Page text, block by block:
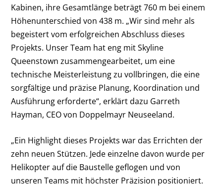
Kabinen, ihre Gesamtlänge beträgt 760 m bei einem
Höhenunterschied von 438 m. „Wir sind mehr als
begeistert vom erfolgreichen Abschluss dieses
Projekts. Unser Team hat eng mit Skyline
Queenstown zusammengearbeitet, um eine
technische Meisterleistung zu vollbringen, die eine
sorgfältige und präzise Planung, Koordination und
Ausführung erforderte“, erklärt dazu Garreth
Hayman, CEO von Doppelmayr Neuseeland.
„Ein Highlight dieses Projekts war das Errichten der
zehn neuen Stützen. Jede einzelne davon wurde per
Helikopter auf die Baustelle geflogen und von
unseren Teams mit höchster Präzision positioniert.